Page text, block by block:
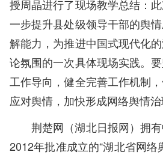
授周晶进行了现场教学总结：
一步提升县处级领导干部的舆
解能力，为推进中国式现代化
论氛围的一次具体现场实践。
工作导向，健全完善工作机制
应对舆情，加快形成网络舆情治
荆楚网（湖北日报网）拥
2012年批准成立的“湖北省网络